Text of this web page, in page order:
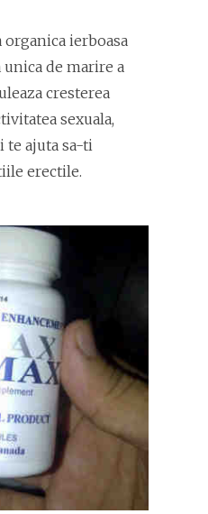
organica ierboasa
de marire a
cresterea
sexuala,
te ajuta sa-ti
erectile.